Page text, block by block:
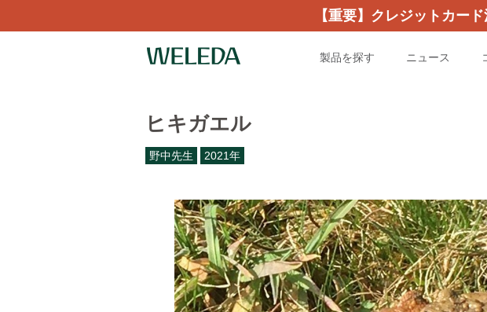
【重要】クレジットカー
製品を探す ニュース
ヒキガエル
野中先生 2021年